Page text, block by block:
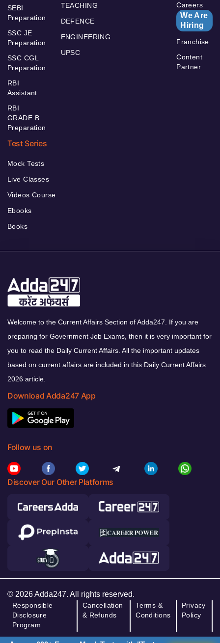
SEBI
Preparation
SSC JE
Preparation
SSC CGL
Preparation
RBI
Assistant
RBI
GRADE B
Preparation
TEACHING
DEFENCE
ENGINEERING
UPSC
Careers
We Are
Hiring
Franchise
Content
Partner
Test Series
Mock Tests
Live Classes
Videos Course
Ebooks
Books
Welcome to the Current Affairs Section of Adda247. If you are
preparing for Government Job Exams, then it is very important for
you to read the Daily Current Affairs. All the important updates
based on current affairs are included in this Daily Current Affairs
2026 article.
Download Adda247 App
Follow us on
Discover Our Other Platforms
© 2026 Adda247. All rights reserved.
Responsible
Disclosure
Program
Cancellation
& Refunds
Terms &
Conditions
Privacy
Policy